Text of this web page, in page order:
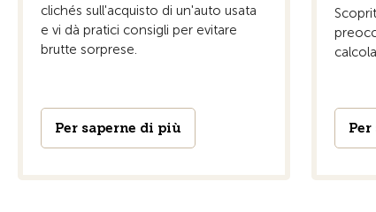
clichés sull'acquisto di un'auto usata
e vi dà pratici consigli per evitare
brutte sorprese.
Per saperne di più